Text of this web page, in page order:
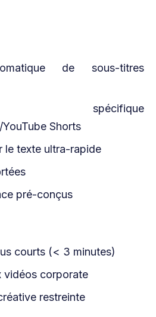
de sous-titres
spécifique
Shorts
le texte ultra-rapide
pré-conçus
courts (< 3 minutes)
vidéos corporate
restreinte